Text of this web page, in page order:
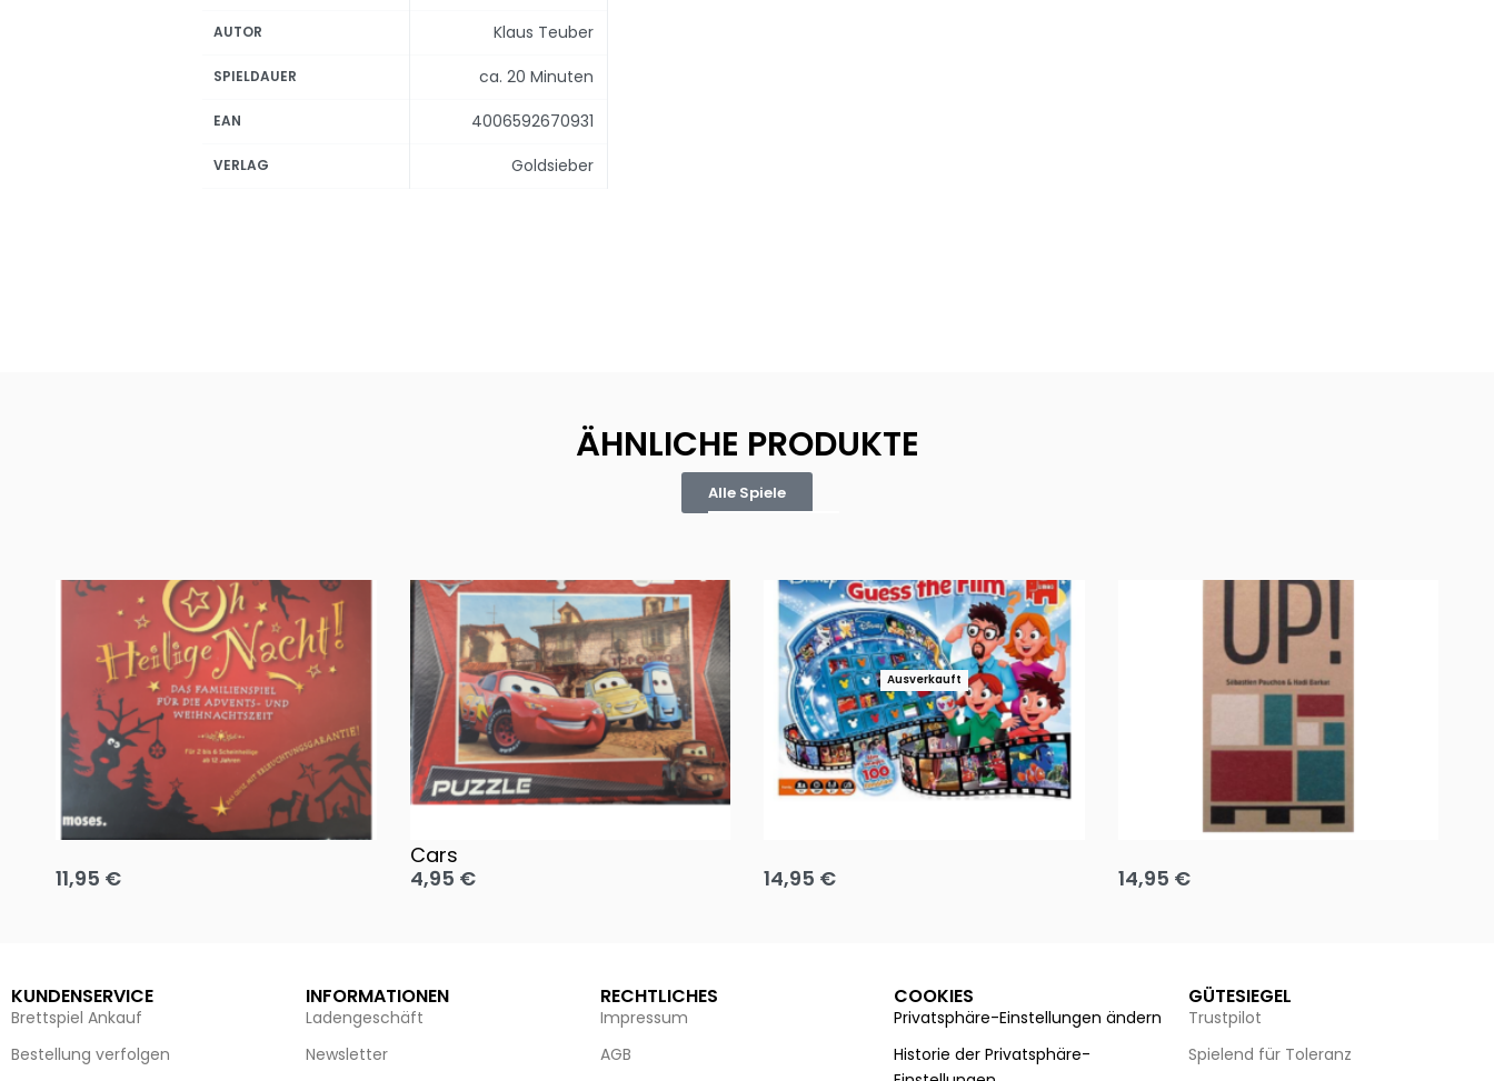
AUTOR Klaus Teuber
SPIELDAUER ca. 20 Minuten
EAN 4006592670931
VERLAG Goldsieber
ÄHNLICHE PRODUKTE
Alle Spiele
Oh, heilige Nacht!
11,95 €
Cars
4,95 €
Ausverkauft
14,95 €
Team up
14,95 €
KUNDENSERVICE
Brettspiel Ankauf
Bestellung verfolgen
INFORMATIONEN
Ladengeschäft
Newsletter
RECHTLICHES
Impressum
AGB
COOKIES
Privatsphäre-Einstellungen ändern
Historie der Privatsphäre-
GÜTESIEGEL
Trustpilot
Spielend für Toleranz